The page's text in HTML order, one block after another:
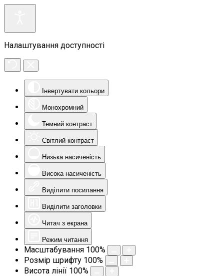
Налаштування доступності
Інвертувати кольори
Монохромний
Темний контраст
Світлий контраст
Низька насиченість
Висока насиченість
Виділити посилання
Виділити заголовки
Читач з екрана
Режим читання
Масштабування 100%
Розмір шрифту 100%
Висота лінії 100%